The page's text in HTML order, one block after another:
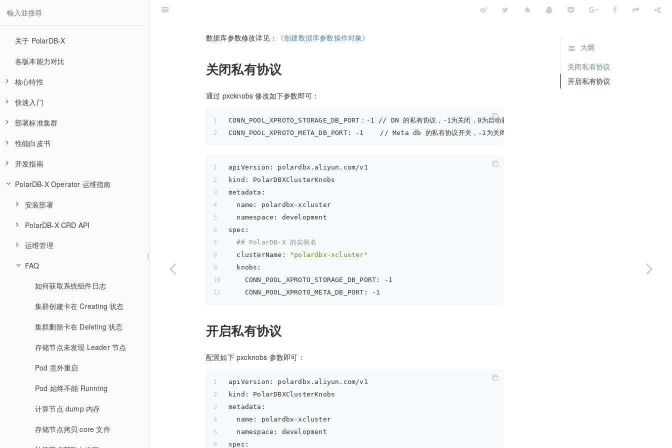
关于 PolarDB-X
各版本能力对比
核心特性
高可用和容灾
分布式事务
水平扩展
MySQL 生态兼容
全局二级索引
混合负载 HTAP
全局变更日志 CDC
快速入门
快速体验
通过 PXD 部署集群
通过 K8S 部署
源码编译安装
部署标准集群
部署流程
软硬件配置建议
系统与环境配置
软件包下载
安装 Docker 与镜像仓库
安装 Kubernetes
数据库部署(分布式)
通过 PXD 部署
通过 Kubernetes 部署
数据库部署(集中式)
通过 RPM 部署
私有镜像仓库说明
性能白皮书
集中式
Sysbench 测试报告
TPC-C 测试报告
分布式
Sysbench 测试报告
TPC-C 测试报告
TPC-H 测试报告
开发指南
连接 PolarDB-X
SQL概述
开发限制
数据类型
数值类型
字符串类型
Collation 类型
日期和时间类型
JSON 类型
运算符
逻辑运算符
算术运算符
比较运算符
位运算符
赋值运算符
运算符优先级
函数
拆分函数
HASH
STR_HASH
UNI_HASH
RANGE_HASH
RIGHT_SHIFT
MM
日期时间函数
字符串函数
转换函数
聚合函数
数学函数
比较函数
DDL语句
分库分表语法
CREATE DATABASE
DROP DATABASE
CREATE TABLE
DROP TABLE
ALTER TABLE
分区表语法
CREATE DATABASE
DROP DATABASE
CREATE TABLEGROUP
DROP TABLEGROUP
DML语句
INSERT
REPLACE
UPDATE
DELETE
SOURCE
DQL语句
SELECT
子查询
DAL语句
DDL管理语句
SHOW DDL
SHOW DDL RESULT
SHOW
SHOW HELP
SET
TCL语句
Prepared语句
权限管理
PolarDB-X Operator 运维指南
安装部署
安装
修改数据目录
修改默认镜像仓库
卸载
升级
PolarDB-X CRD API
PolarDBXCluster
XStore
运维管理
生命周期管理
创建企业版集群
容器宿主机网络模式
极简部署模式 (ShareGMS)
只读实例创建
创建标准版集群
只读集群创建
删除
升级
升配
扩容
缩容
组件管理
计算节点运维
检查节点状态
配置存活性、可用性探测
登录计算节点容器
获取计算节点日志
删除/重建计算节点
存储节点运维
检查节点状态
登录内部节点
获取内部节点日志
获取存储节点连接信息
获取存储节点任务信息
日志节点运维
日志节点创建
检查节点状态
登录日志节点容器
删除重建日志节点
连接 PolarDB-X 数据库
获取用户名密码
K8S 集群内连接
K8S 集群外连接
公网连接
数据库参数设置
CN 静态参数
CN 动态参数
创建数据库参数操作对象
修改数据库参数
删除数据库参数操作对象
DN 参数
参数模板
动态参数
监控告警
安装监控组件
为存量集群创建监控对象
查看监控
配置 Prometheus + Grafana
日志采集
日志采集
日志字段
备份恢复
备份集存储方式配置
集群备份
备库重搭
健康检查
诊断助手
FAQ
如何获取系统组件日志
集群创建卡在 Creating 状态
集群删除卡在 Deleting 状态
存储节点未发现 Leader 节点
Pod 意外重启
Pod 始终不能 Running
计算节点 dump 内存
存储节点拷贝 core 文件
数据库参数修改详见： 《创建数据库参数操作对象》
关闭私有协议
通过 pxcknobs 修改如下参数即可：
CONN_POOL_XPROTO_STORAGE_DB_PORT：-1 // DN 的私有协议，-1为关闭，0为自动获取配置
CONN_POOL_XPROTO_META_DB_PORT: -1    // Meta db 的私有协议开关，-1为关闭，0为自动获取配置
apiVersion:
polardbx.aliyun.com/v1
kind:
PolarDBXClusterKnobs
metadata:
  name:
polardbx-xcluster
  namespace:
development
spec:
## PolarDB-X 的实例名
  clusterName:
"polardbx-xcluster"
  knobs:
    CONN_POOL_XPROTO_STORAGE_DB_PORT:
-1
    CONN_POOL_XPROTO_META_DB_PORT:
-1
开启私有协议
配置如下 pxcknobs 参数即可：
apiVersion: polardbx.aliyun.com/v1
kind: PolarDBXClusterKnobs
metadata:
  name: polardbx-xcluster
  namespace: development
spec:
大纲
关闭私有协议
开启私有协议